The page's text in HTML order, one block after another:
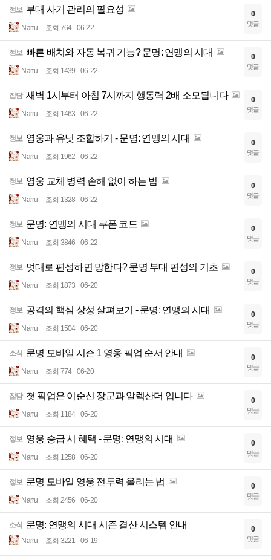
정보 부대 사기 관리의 필요성
Narru 조회 764 06-22
0
댓글
정보 빠른 배치와 자동 복귀 기능? 문명: 연맹의 시대
Narru 조회 1439 06-22
0
댓글
잡담 새벽 1시부터 아침 7시까지 행동력 2배 소모됩니다
Narru 조회 1463 06-22
0
댓글
정보 영웅과 유닛 조합하기 - 문명: 연맹의 시대
Narru 조회 1962 06-22
0
댓글
정보 영웅 교체 병력 손해 없이 하는 법
Narru 조회 1328 06-22
0
댓글
정보 문명: 연맹의 시대 쿠폰 코드
Narru 조회 3846 06-22
0
댓글
정보 멋대로 편성하면 망한다? 문명 부대 편성의 기초
Narru 조회 1873 06-20
0
댓글
정보 공격의 핵심 상성 살펴보기 - 문명: 연맹의 시대
Narru 조회 1504 06-20
0
댓글
소식 문명 모바일 시즌 1 영웅 픽업 순서 안내
Narru 조회 774 06-20
0
댓글
잡담 첫 픽업은 이순신 장군과 알렉산더 입니다
Narru 조회 1184 06-20
0
댓글
정보 영웅 승급 시 혜택 - 문명: 연맹의 시대
Narru 조회 1258 06-20
0
댓글
정보 문명 모바일 영웅 전투력 올리는 법
Narru 조회 2456 06-20
0
댓글
소식 문명: 연맹의 시대 시즌 결산 시스템 안내
Narru 조회 3221 06-19
0
댓글